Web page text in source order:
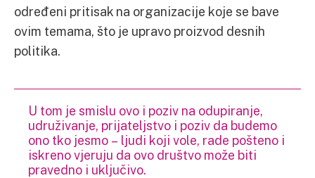
određeni pritisak na organizacije koje se bave
ovim temama, što je upravo proizvod desnih
politika.
U tom je smislu ovo i poziv na odupiranje,
udruživanje, prijateljstvo i poziv da budemo
ono tko jesmo – ljudi koji vole, rade pošteno i
iskreno vjeruju da ovo društvo može biti
pravedno i uključivo.